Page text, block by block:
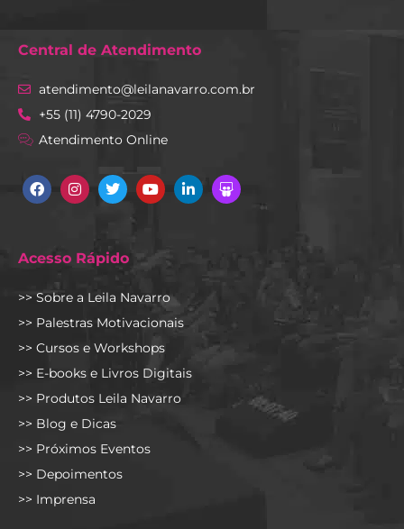
Central de Atendimento
atendimento@leilanavarro.com.br
+55 (11) 4790-2029
Atendimento Online
FacebookInstagramTwitterYoutubeLinkedinSlideshare
Acesso Rápido
>> Sobre a Leila Navarro
>> Palestras Motivacionais
>> Cursos e Workshops
>> E-books e Livros Digitais
>> Produtos Leila Navarro
>> Blog e Dicas
>> Próximos Eventos
>> Depoimentos
>> Imprensa